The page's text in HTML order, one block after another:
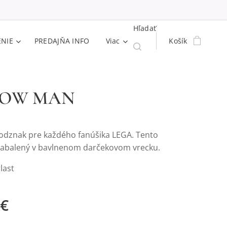
PREDAJŇA INFO Viac
Hľadať
Košík
MAN
pre každého fanúšika LEGA. Tento
v bavlnenom darčekovom vrecku.
€